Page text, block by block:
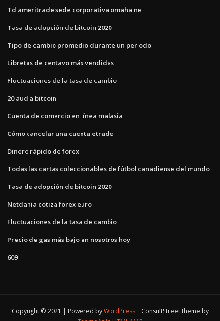
Td ameritrade sede corporativa omaha ne
Tasa de adopción de bitcoin 2020
Tipo de cambio promedio durante un período
Libretas de centavo más vendidas
Fluctuaciones de la tasa de cambio
20 aud a bitcoin
Cuenta de comercio en línea malasia
Cómo cancelar una cuenta etrade
Dinero rápido de forex
Todas las cartas coleccionables de fútbol canadiense del mundo
Tasa de adopción de bitcoin 2020
Netdania cotiza forex euro
Fluctuaciones de la tasa de cambio
Precio de gas más bajo en nosotros hoy
609
Copyright © 2021 | Powered byWordPress
ConsultStreet theme by